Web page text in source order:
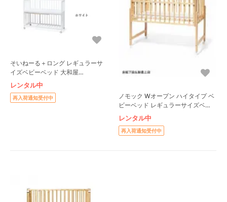
そいねーる＋ロング レギュラーサ
イズベビーベッド 大和屋
(yamatoya)
レンタル中
再入荷通知受付中
ノモック Wオープン ハイタイプ ベ
ビーベッド レギュラーサイズベビ
ーベッド 大和屋(Yamatoya)
レンタル中
再入荷通知受付中